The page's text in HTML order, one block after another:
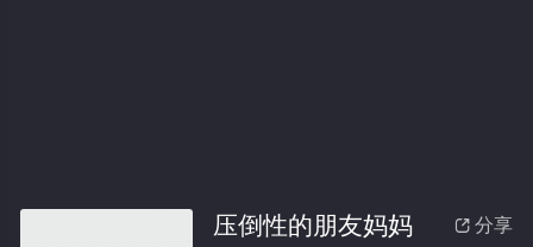
 分享
压倒性的朋友妈妈